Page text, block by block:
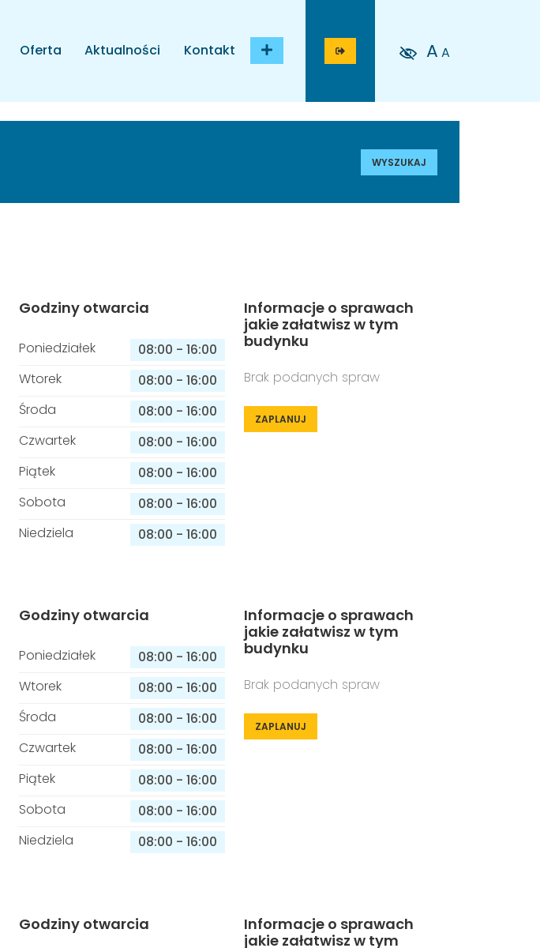
Oferta Aktualności Kontakt A A
WYSZUKAJ
Godziny otwarcia
Poniedziałek 08:00 - 16:00
Wtorek
08:00 - 16:00
Środa
08:00 - 16:00
Czwartek
08:00 - 16:00
Piątek
08:00 - 16:00
Sobota
08:00 - 16:00
Niedziela
08:00 - 16:00
Informacje o sprawach
jakie załatwisz w tym
budynku
Brak podanych spraw
ZAPLANUJ
Godziny otwarcia
Poniedziałek 08:00 - 16:00
Wtorek
08:00 - 16:00
Środa
08:00 - 16:00
Czwartek
08:00 - 16:00
Piątek
08:00 - 16:00
Sobota
08:00 - 16:00
Niedziela
08:00 - 16:00
Informacje o sprawach
jakie załatwisz w tym
budynku
Brak podanych spraw
ZAPLANUJ
Godziny otwarcia
Informacje o sprawach
jakie załatwisz w tym